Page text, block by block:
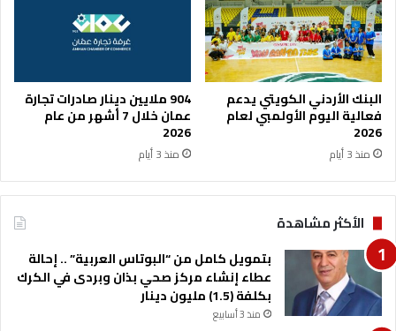
س
ة
ل
ا
ل
7
أ
ش
ه
ر
البنك الأردني الكويتي يدعم
فعالية اليوم الأولمبي لعام
2026
منذ 3 أيام
904 ملايين دينار صادرات تجارة
عمان خلال 7 أشهر من عام
2026
منذ 3 أيام
الأكثر مشاهدة
بتمويل كامل من “البوتاس العربية” .. إحالة
عطاء إنشاء مركز صحي بذان وبردى في الكرك
بكلفة (1.5) مليون دينار
منذ 3 أسابيع